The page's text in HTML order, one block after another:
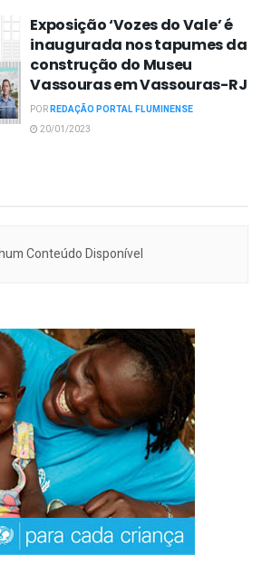
Exposição ‘Vozes do Vale’ é
inaugurada nos tapumes da
construção do Museu
Vassouras em Vassouras-RJ
PORREDAÇÃO PORTAL FLUMINENSE
20/01/2023
Conteúdo Disponível